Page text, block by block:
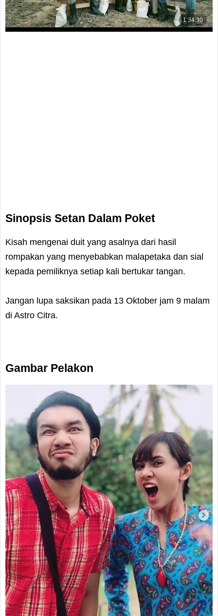
Sinopsis Setan Dalam Poket
Kisah mengenai duit yang asalnya dari hasil
rompakan yang menyebabkan malapetaka dan sial
kepada pemiliknya setiap kali bertukar tangan.
Jangan lupa saksikan pada 13 Oktober jam 9 malam
di Astro Citra.
Gambar Pelakon